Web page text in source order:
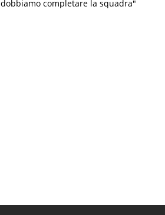
dobbiamo completare la squadra"